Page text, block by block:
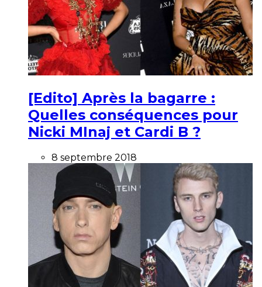
[Edito] Après la bagarre :
Quelles conséquences pour
Nicki MInaj et Cardi B ?
8 septembre 2018